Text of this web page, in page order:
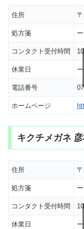
住所
処方箋 ー
コンタクト受付時間
休業日 ー
電話番号
ホームページ
キクチメガネ
住所
処方箋 ー
コンタクト受付時間
休業日 ー